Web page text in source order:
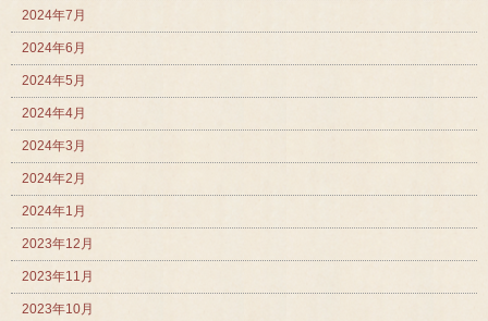
2024年7月
2024年6月
2024年5月
2024年4月
2024年3月
2024年2月
2024年1月
2023年12月
2023年11月
2023年10月